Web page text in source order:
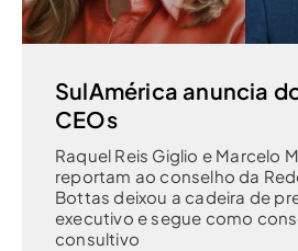
SulAmérica anuncia
CEOs
Raquel Reis Giglio e Marcelo
reportam ao conselho da
Bottas deixou a cadeira de
executivo e segue como
consultivo